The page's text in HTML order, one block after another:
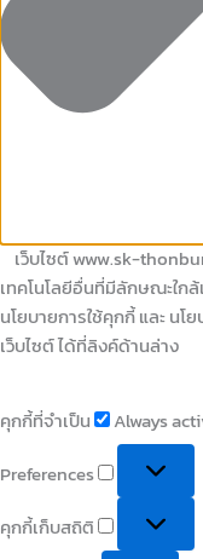
เว็บไซต์ www.sk-
เทคโนโลยีอื่นที่มีลักษณะใก
นโยบายการใช้คุกกี้ และ น
เว็บไซต์ ได้ที่ลิงค์ด้านล่าง
คุกกี้ที่จำเป็น
Always
Preferences
คุกกี้เก็บสถิติ